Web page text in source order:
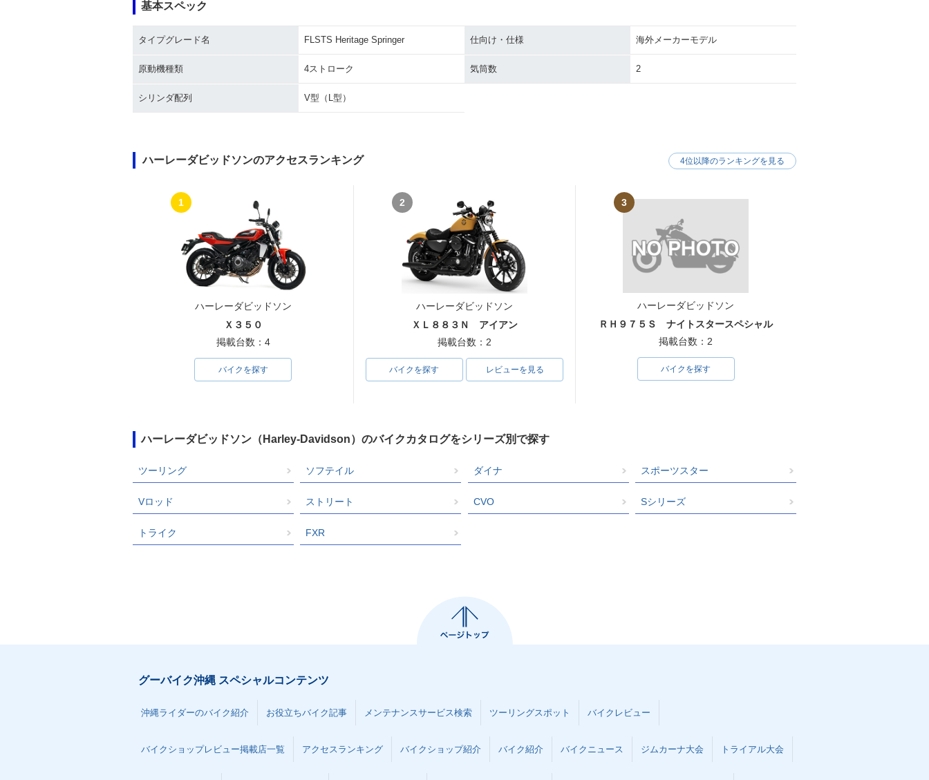
1997年 FLSTS Heritag
1996年 FLSTS Heritag
基本スペック
タイプグレード名 FLSTS Heritage Springer 仕向け・仕様 海外メーカーモデル
原動機種類 4ストローク 気筒数 2
シリンダ配列 V型（L型）
ハーレーダビッドソンのアクセスランキング
1
ハーレーダビッドソン
Ｘ３５０
掲載台数：4
バイクを探す
2
ハーレーダビッドソン
ＸＬ８８３Ｎ アイアン
掲載台数：2
バイクを探す レビューを見る
3
ハーレーダビッドソン
ＲＨ９７５Ｓ ナイトスタースペシャル
掲載台数：2
バイクを探す
4位以降のランキングを見る
ハーレーダビッドソン（Harley-Davidson）のバイクカタログをシリーズ別で探す
ツーリング ソフテイル ダイナ スポーツスター
Vロッド ストリート CVO Sシリーズ
トライク FXR
グーバイク沖縄 スペシャルコンテンツ
沖縄ライダーのバイク紹介 お役立ちバイク記事 メンテナンスサービス検索 ツーリングスポット バイクレビュー
バイクショップレビュー掲載店一覧 アクセスランキング バイクショップ紹介 バイク紹介 バイクニュース ジムカーナ大会 トライアル大会